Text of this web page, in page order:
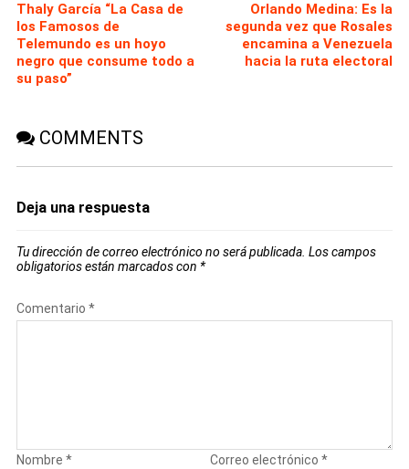
Thaly García “La Casa de
los Famosos de
Telemundo es un hoyo
negro que consume todo a
su paso”
Orlando Medina: Es la
segunda vez que Rosales
encamina a Venezuela
hacia la ruta electoral
COMMENTS
Deja una respuesta
Tu dirección de correo electrónico no será publicada. Los campos
obligatorios están marcados con *
Comentario *
Nombre * Correo electrónico*